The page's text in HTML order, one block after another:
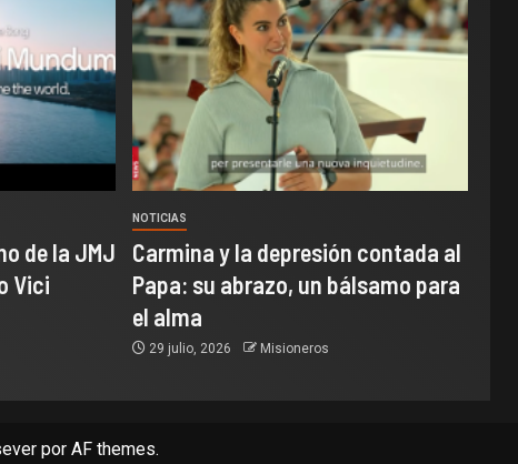
de la JMJ
Vici
NOTICIAS
Carmina y la depresión contada al
Papa: su abrazo, un bálsamo para
el alma
29 julio, 2026 Misioneros
por AF themes.